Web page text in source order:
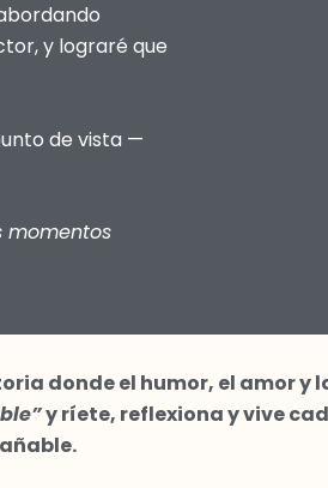
y lograré que
de vista —
momentos
donde el humor, el amor y
y ríete, reflexiona y vive